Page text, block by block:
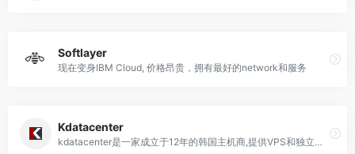
Softlayer
现在变身IBM Cloud, 价格昂贵，拥有最好的network和服务
Kdatacenter
kdatacenter是一家成立于12年的韩国主机商,提供VPS和独立服务器，所有服务器都基于SSD